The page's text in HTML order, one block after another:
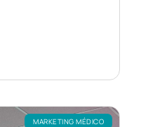
MARKETING MÉDICO